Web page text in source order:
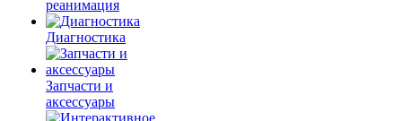
реанимация
Диагностика
Запчасти и
аксессуары